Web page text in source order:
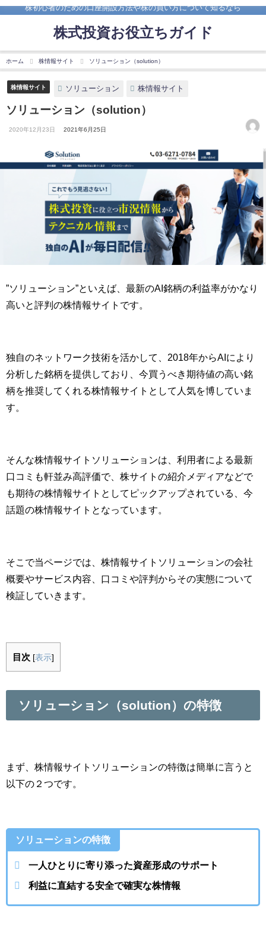
株初心者のための口座開設方法や株の買い方について知るなら
株式投資お役立ちガイド
ホーム 株情報サイト ソリューション（solution）
株情報サイト ソリューション 株情報サイト
ソリューション（solution）
2020年12月23日 2021年6月25日
”ソリューション”といえば、最新のAI銘柄の利益率がかなり
高いと評判の株情報サイトです。
独自のネットワーク技術を活かして、2018年からAIにより
分析した銘柄を提供しており、今買うべき期待値の高い銘
柄を推奨してくれる株情報サイトとして人気を博していま
す。
そんな株情報サイトソリューションは、利用者による最新
口コミも軒並み高評価で、株サイトの紹介メディアなどで
も期待の株情報サイトとしてピックアップされている、今
話題の株情報サイトとなっています。
そこで当ページでは、株情報サイトソリューションの会社
概要やサービス内容、口コミや評判からその実態について
検証していきます。
目次 [表示]
ソリューション（solution） の特徴
まず、株情報サイトソリューションの特徴は簡単に言うと
以下の２つです。
ソリューションの特徴
一人ひとりに寄り添った資産形成のサポート
利益に直結する安全で確実な株情報